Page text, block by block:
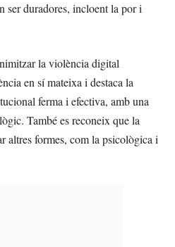
ser duradores, incloent la por i
la violència digital
en sí mateixa i destaca la
ferma i efectiva, amb una
També es reconeix que la
altres formes, com la psicològica i